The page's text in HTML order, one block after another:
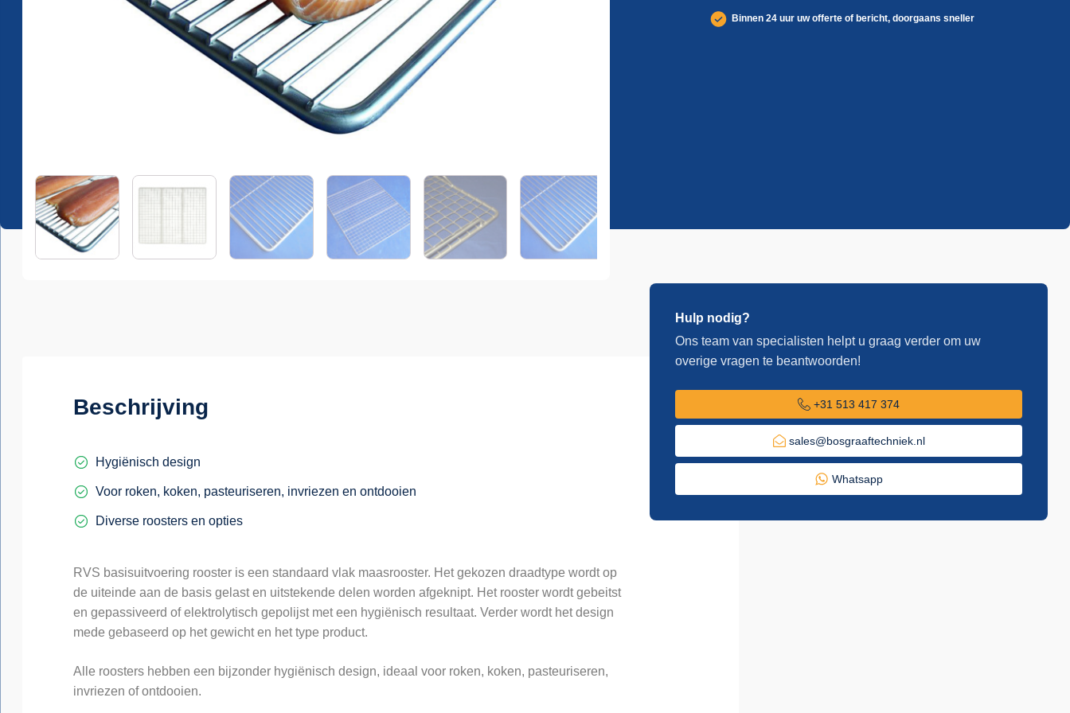
Binnen 24 uur uw offerte of bericht, doorgaans sneller
Beschrijving
Hygiënisch design
Voor roken, koken, pasteuriseren, invriezen en ontdooien
Diverse roosters en opties
RVS basisuitvoering rooster is een standaard vlak maasrooster. Het gekozen draadtype wordt op
de uiteinde aan de basis gelast en uitstekende delen worden afgeknipt. Het rooster wordt gebeitst
en gepassiveerd of elektrolytisch gepolijst met een hygiënisch resultaat. Verder wordt het design
mede gebaseerd op het gewicht en het type product.
Alle roosters hebben een bijzonder hygiënisch design, ideaal voor roken, koken, pasteuriseren,
invriezen of ontdooien.
Hulp nodig?
Ons team van specialisten helpt u graag verder om uw
overige vragen te beantwoorden!
+31 513 417 374
sales@bosgraaftechniek.nl
Whatsapp